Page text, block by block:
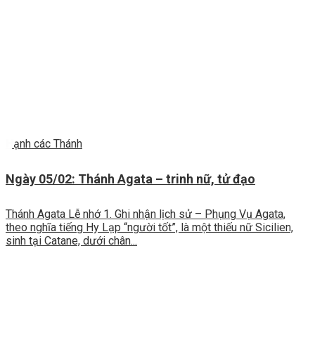
Hạnh các Thánh
Ngày 05/02: Thánh Agata – trinh nữ, tử đạo
Thánh Agata Lễ nhớ 1. Ghi nhận lịch sử – Phụng Vụ Agata,
theo nghĩa tiếng Hy Lạp “người tốt”, là một thiếu nữ Sicilien,
sinh tại Catane, dưới chân...